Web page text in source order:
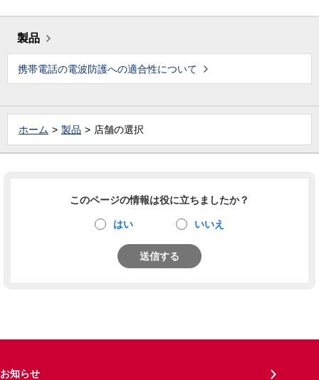
製品
携帯電話の電波防護への適合性について
ホーム 製品 店舗の選択
このページの情報は役に立ちましたか？
はい いいえ
送信する
お知らせ